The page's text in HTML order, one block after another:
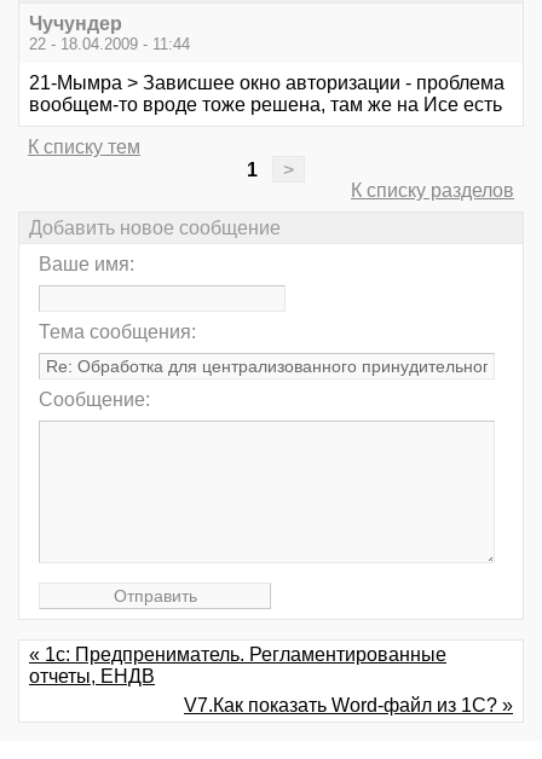
Чучундер
22 - 18.04.2009 - 11:44
21-Мымра > Зависшее окно авторизации - проблема
вообщем-то вроде тоже решена, там же на Исе есть
К списку тем
1
>
К списку разделов
Добавить новое сообщение
Ваше имя:
Тема сообщения:
Сообщение:
« 1c: Предпрениматель. Регламентированные
отчеты, ЕНДВ
V7.Как показать Word-файл из 1С? »